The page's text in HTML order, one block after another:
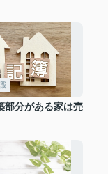
部分がある家は売